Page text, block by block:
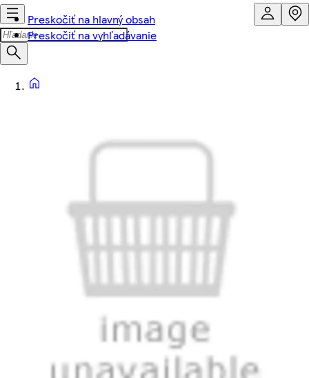
Preskočiť na hlavný obsah
Preskočiť na vyhľadávanie